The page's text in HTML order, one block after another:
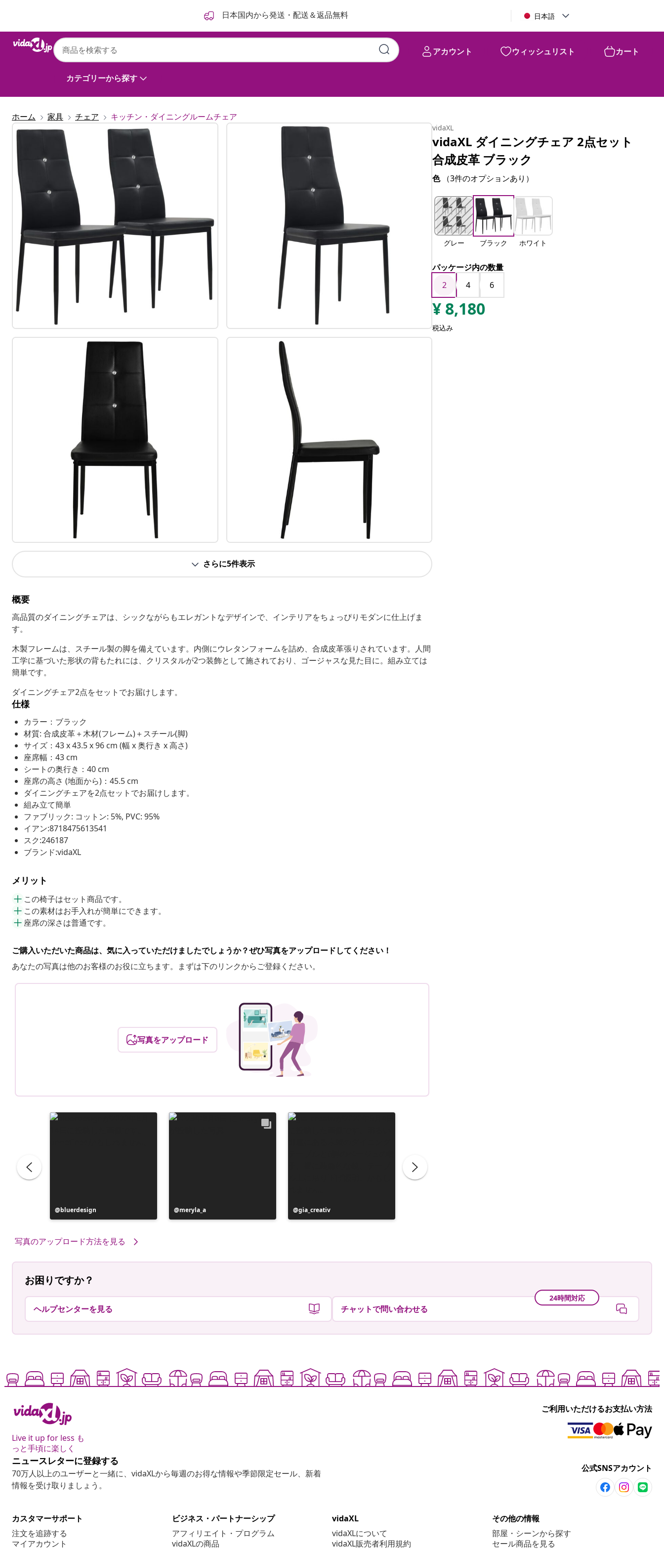
日本国内から発送・配送＆返品無料 日本語
カテゴリーから探す
アカウント ウィッシュリスト カート
ホーム 家具 チェア キッチン・ダイニングルームチェア
さらに5件表示
概要
高品質のダイニングチェアは、シックながらもエレガントなデザインで、インテリアをちょっぴりモダンに仕上げま
す。
木製フレームは、スチール製の脚を備えています。内側にウレタンフォームを詰め、合成皮革張りされています。人間
工学に基づいた形状の背もたれには、クリスタルが2つ装飾として施されており、ゴージャスな見た目に。組み立ては
簡単です。
ダイニングチェア2点をセットでお届けします。
仕様
カラー：ブラック
材質: 合成皮革＋木材(フレーム)＋スチール(脚)
サイズ：43 x 43.5 x 96 cm (幅 x 奥行き x 高さ)
座席幅：43 cm
シートの奥行き：40 cm
座席の高さ (地面から)：45.5 cm
ダイニングチェアを2点セットでお届けします。
組み立て簡単
ファブリック: コットン: 5%, PVC: 95%
イアン:8718475613541
スク:246187
ブランド:vidaXL
メリット
この椅子はセット商品です。
この素材はお手入れが簡単にできます。
座席の深さは普通です。
ご購入いただいた商品は、気に入っていただけましたでしょうか？ぜひ写真をアップロードしてください！
あなたの写真は他のお客様のお役に立ちます。まずは下のリンクからご登録ください。
写真をアップロード
投
稿
bluerdesign
投
稿
meryla_a
投
稿
gia_creativ
写真のアップロード方法を見る
vidaXL
vidaXL ダイニングチェア 2点セット
合成皮革 ブラック
色 （3件のオプションあり）
グレー ブラック ホワイト
パッケージ内の数量
2
4 6
¥ 8,180
税込み
お困りですか？
ヘルプセンターを見る
24時間対応
チャットで問い合わせる
Live it up for less も
っと手頃に楽しく
ご利用いただけるお支払い方法
ニュースレターに登録する
70万人以上のユーザーと一緒に、vidaXLから毎週のお得な情報や季節限定セール、新着
情報を受け取りましょう。
公式SNSアカウント
カスタマーサポート
注文を追跡する
マイアカウント
ビジネス・パートナーシップ
アフィリエイト・プログラム
vidaXLの商品
vidaXL
vidaXLについて
vidaXL販売者利用規約
その他の情報
部屋・シーンから探す
セール商品を見る